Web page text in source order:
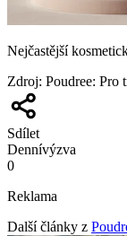
Nejčastější
Zdroj: Poudree: Pro
Sdílet
Dennívýzva
0
Reklama
Další články z